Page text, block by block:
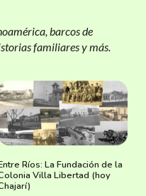
barcos de
familiares y más.
Ríos: La Fundación de la
Villa Libertad (hoy